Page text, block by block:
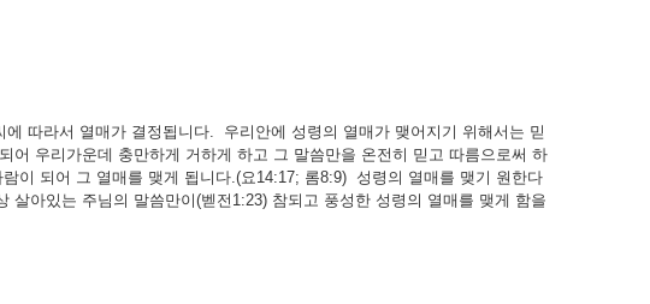
따라서 열매가 결정됩니다. 우리안에 성령의 열매가 맺어지기 위해서는 믿
우리가운데 충만하게 거하게 하고 그 말씀만을 온전히 믿고 따름으로써 하
이 되어 그 열매를 맺게 됩니다.(요14:17; 롬8:9) 성령의 열매를 맺기 원한다
아있는 주님의 말씀만이(벧전1:23) 참되고 풍성한 성령의 열매를 맺게 함을